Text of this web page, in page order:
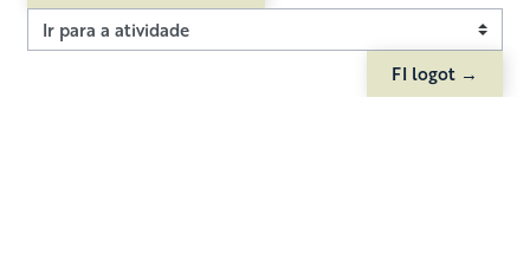
Ir para a atividade
FI logot →